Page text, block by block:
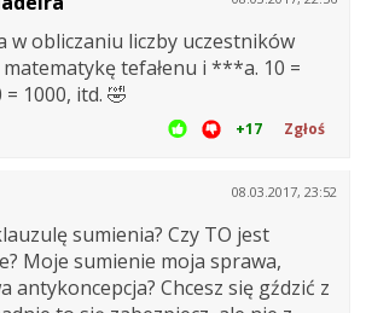
w obliczaniu liczby uczestników
matematykę tefałenu i ***a. 10 =
= 1000, itd. 🤣
+17 Zgłoś
08.03.2017, 23:52
sumienia? Czy TO jest
Moje sumienie moja sprawa,
antykoncepcja? Chcesz się gździć z